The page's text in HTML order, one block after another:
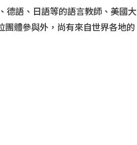
德語、日語等的語言教師、美國大
團體參與外，尚有來自世界各地的